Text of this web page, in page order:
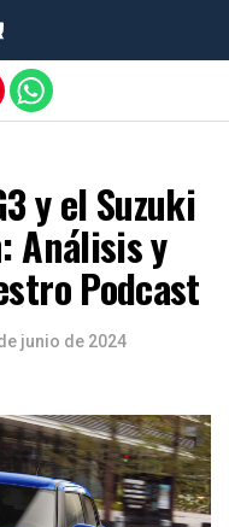
y el Suzuki
Análisis y
Podcast
junio de 2024
móvil